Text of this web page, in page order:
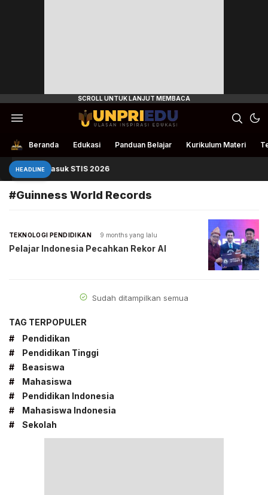
UnpriEdu
Ulasan Inspirasi Edukasi
Beranda Edukasi Panduan Belajar Kurikulum Materi
HEADLINE
Panduan Masuk STIS 2026
#Guinness World Records
TEKNOLOGI PENDIDIKAN 9 months yang lalu
Pelajar Indonesia Pecahkan Rekor AI
Sudah ditampilkan semua
TAG TERPOPULER
#
Pendidikan
#
Pendidikan Tinggi
#
Beasiswa
#
Mahasiswa
#
Pendidikan Indonesia
#
Mahasiswa Indonesia
#
Sekolah